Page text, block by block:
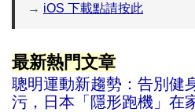
→ iOS 下載點請按此
最新熱門文章
聰明運動新趨勢：告別健
污，日本「隱形跑機」在